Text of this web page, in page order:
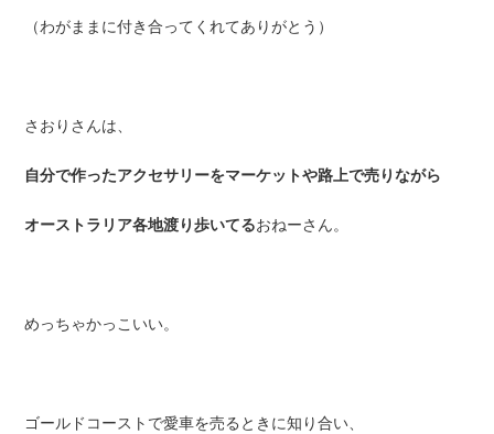
（わがままに付き合ってくれてありがとう）
さおりさんは、
自分で作ったアクセサリーをマーケットや路上で売りながら
オーストラリア各地渡り歩いてるおねーさん。
めっちゃかっこいい。
ゴールドコーストで愛車を売るときに知り合い、